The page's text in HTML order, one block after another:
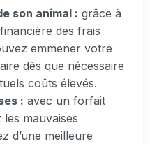
son animal : grâce à
des frais
emmener votre
dès que nécessaire
coûts élevés.
: avec un forfait
mauvaises
d’une meilleure